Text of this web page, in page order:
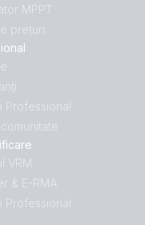
MPPT
prețuri
Professional
VRM
& E-RMA
Professional